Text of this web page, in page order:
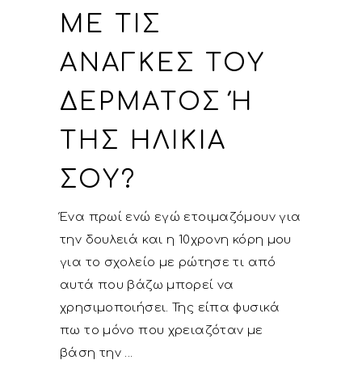
ΜΕ ΤΙΣ
ΑΝΆΓΚΕΣ ΤΟΥ
ΔΈΡΜΑΤΟΣ Ή Τ
ΗΣ ΗΛΙΚΊΑ Σ
ΟΥ?
Ένα πρωί ενώ εγώ ετοιμαζόμουν για
την δουλειά και η 10χρονη κόρη μου
για το σχολείο με ρώτησε τι από
αυτά που βάζω μπορεί να
χρησιμοποιήσει. Της είπα φυσικά
πω το μόνο που χρειαζόταν με
βάση την